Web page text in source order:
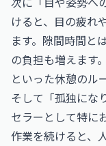
けると、目の疲れ
ます。隙間時間と
の負担も増えます
といった休憩のル
そして「孤独にな
セラーとして特に
作業を続けると、